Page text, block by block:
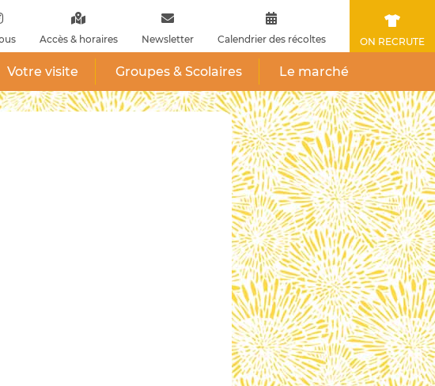
Accès & horaires Newsletter Calendrier des récoltes ON RECRUTE
Votre visite Groupes & Scolaires Le marché